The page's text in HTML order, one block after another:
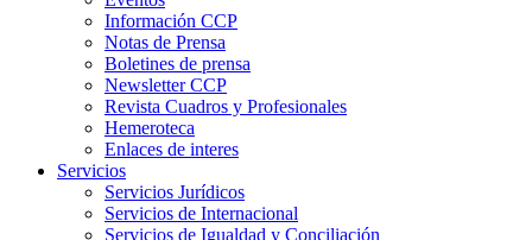
Información CCP
Notas de Prensa
Boletines de prensa
Newsletter CCP
Revista Cuadros y Profesionales
Hemeroteca
Enlaces de interes
Servicios
Servicios Jurídicos
Servicios de Internacional
Servicios de Igualdad y Conciliación